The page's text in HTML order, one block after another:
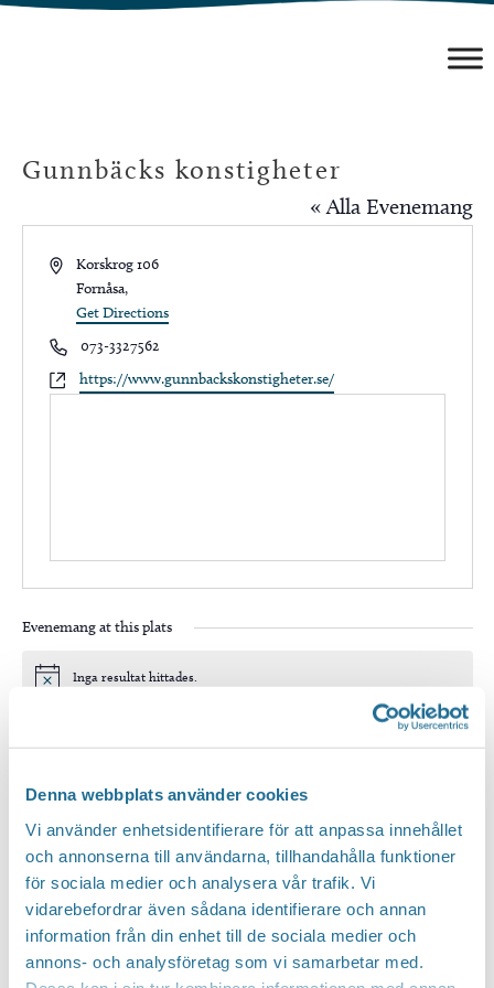
Denna webbplats använder cookies
Vi använder enhetsidentifierare för att anpassa innehållet
och annonserna till användarna, tillhandahålla funktioner
för sociala medier och analysera vår trafik. Vi
vidarebefordrar även sådana identifierare och annan
information från din enhet till de sociala medier och
annons- och analysföretag som vi samarbetar med.
Hoppa
Gunnbäcks konstigheter
« Alla Evenemang
AddressKorskrog 106
Fornåsa,
Get Directions
Phone073-3327562
Websitehttps://www.gunnbackskonstigheter.se/
Evenemang at this plats
Notis Inga resultat hittades.
Prenumerera på kalender